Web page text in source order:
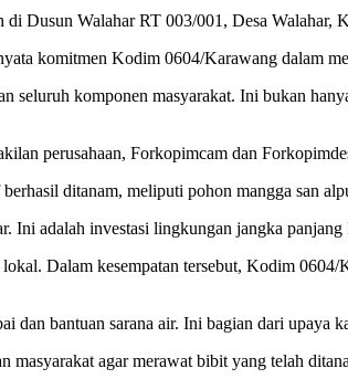
Dusun Walahar RT 003/001, Desa
komitmen Kodim 0604/Karawang dalam
komponen masyarakat. Ini bukan
perusahaan, Forkopimcam dan
ditanam, meliputi pohon mangga san
adalah investasi lingkungan jangka
Dalam kesempatan tersebut, Kodim
bantuan sarana air. Ini bagian dari upaya
masyarakat agar merawat bibit yang telah